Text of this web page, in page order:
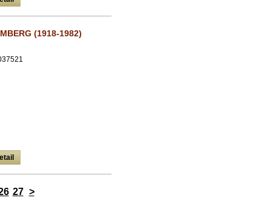
(1918-1982)
27 >